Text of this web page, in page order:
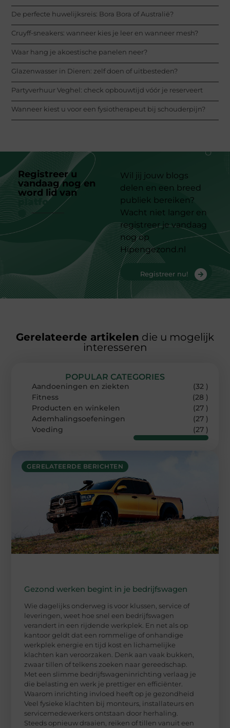
De perfecte huwelijksreis: Bora Bora of Australië?
Cruyff-sneakers: wanneer kies je leer en wanneer mesh?
Waar hang je akoestische panelen neer?
Glazenwasser in Dieren: zelf doen of uitbesteden?
Partyverhuur Veghel: check opbouwtijd vóór je reserveert
Wanneer kiest u voor een fysiotherapeut bij schouderpijn?
Registreer u
vandaag nog en
word lid van
platform
Wil jij jouw blogs
delen en een breed
publiek bereiken?
Wacht niet langer en
registreer je vandaag
nog op
Hipengezond.nl
Registreer nu!
Gerelateerde artikelen die u mogelijk
interesseren
GERELATEERDE BERICHTEN
Gezond werken begint in je bedrijfswagen
Wie dagelijks onderweg is voor klussen, service of
leveringen, weet hoe snel een bedrijfswagen
verandert in een rijdende werkplek. En net als op
kantoor geldt dat een rommelige of onhandige
werkplek energie en tijd kost en lichamelijke
klachten kan veroorzaken. Denk aan vaak bukken,
zwaar tillen of telkens zoeken naar gereedschap.
Met een slimme bedrijfswageninrichting verlaag je
die belasting en werk je prettiger en efficiënter.
Waarom inrichting invloed heeft op je gezondheid
Veel fysieke klachten bij monteurs, installateurs en
servicemedewerkers ontstaan door herhaling.
Steeds opnieuw draaien, reiken of tillen vanuit een
POPULAR CATEGORIES
Aandoeningen en ziekten
(32 )
Fitness
(28 )
Producten en winkelen
(27 )
Ademhalingsoefeningen
(27 )
Voeding
(27 )